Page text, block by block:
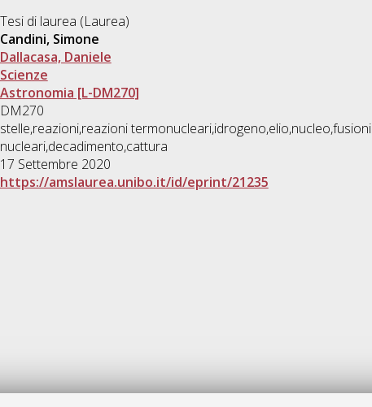
Tesi di laurea (Laurea)
Candini, Simone
Dallacasa, Daniele
Scienze
Astronomia [L-DM270]
DM270
stelle,reazioni,reazioni termonucleari,idrogeno,elio,nucleo,fusioni
nucleari,decadimento,cattura
17 Settembre 2020
https://amslaurea.unibo.it/id/eprint/21235